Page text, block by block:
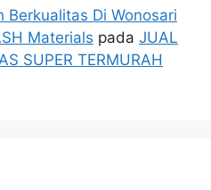
Berkualitas Di Wonosari
Materials pada JUAL
SUPER TERMURAH